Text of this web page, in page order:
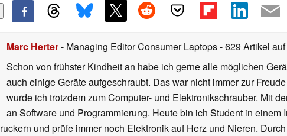
Marc Herter- Managing Editor Consumer Laptops- 629 Artikel
Schon von frühster Kindheit an habe ich gerne alle möglichen
auch einige Geräte aufgeschraubt. Das war nicht immer zur
wurde ich trotzdem zum Computer- und Elektronikschrauber. Mit
an Software und Programmierung. Heute bin ich Student in
und prüfe immer noch Elektronik auf Herz und Nieren.